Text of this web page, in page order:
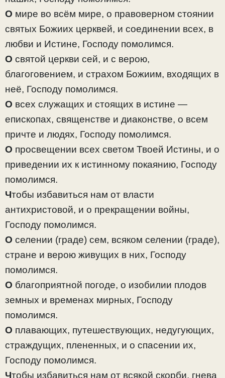
О мире во всём мире, о правоверном стоянии
святых Божиих церквей, и соединении всех, в
любви и Истине, Господу помолимся.
О святой церкви сей, и с верою,
благоговением, и страхом Божиим, входящих в
неё, Господу помолимся.
О всех служащих и стоящих в истине —
епископах, священстве и диаконстве, о всем
причте и людях, Господу помолимся.
О просвещении всех светом Твоей Истины, и о
приведении их к истинному покаянию, Господу
помолимся.
Чтобы избавиться нам от власти
антихристовой, и о прекращении войны,
Господу помолимся.
О селении (граде) сем, всяком селении (граде),
стране и верою живущих в них, Господу
помолимся.
О благоприятной погоде, о изобилии плодов
земных и временах мирных, Господу
помолимся.
О плавающих, путешествующих, недугующих,
страждущих, плененных, и о спасении их,
Господу помолимся.
Чтобы избавиться нам от всякой скорби, гнева